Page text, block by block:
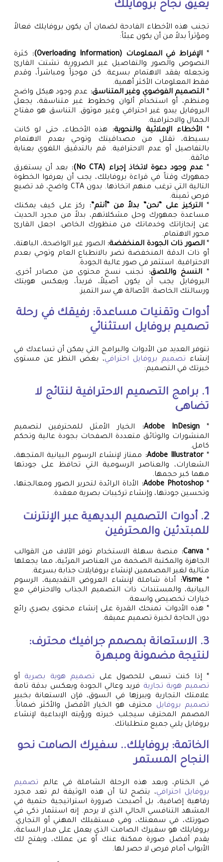
يعيق نجاح بروفايلك
تجنب هذه الأخطاء الفادحة لضمان أن يكون بروفايلك فعالاً
ومؤثراً بدلاً من أن يكون عبئاً:
* الإفراط في المعلومات (Overloading Information):
كثرة
النصوص والصور والتفاصيل غير الضرورية تشتت القارئ
وتجعله يفقد الاهتمام بسرعة. كن موجزاً ومباشراً، وقدم
فقط المعلومات الأكثر أهمية.
* التصميم الفوضوي وغير المتناسق: عدم وجود هيكل واضح
ومنظم، أو استخدام ألوان وخطوط غير متناسقة، يجعل
البروفايل يبدو غير احترافي وغير موثوق. التناسق هو مفتاح
الجمال والاحترافية.
*الأخطاء الإملائية والنحوية:
هذه الأخطاء، حتى لو كانت
بسيطة، تقلل من مصداقيتك وتوحي بعدم الاهتمام
بالتفاصيل أو عدم الاحترافية. قم بالتدقيق اللغوي بعناية
فائقة.
*عدم وجود دعوة لاتخاذ إجراء (No CTA):
بعد أن يستغرق
جمهورك وقتاً في قراءة بروفايلك، يجب أن يعرفوا الخطوة
التالية التي ترغب منهم اتخاذها. بدون CTA واضح، قد تضيع
فرص ثمينة.
*التركيز على “نحن” بدلاً من “أنتم”:
ركز على كيف يمكنك
مساعدة جمهورك وحل مشكلاتهم، بدلاً من مجرد الحديث
عن إنجازاتك وخدماتك من منظورك الخاص. اجعل القارئ
محور الاهتمام.
*الصور ذات الجودة المنخفضة: الصور غير الواضحة، الباهتة،
أو ذات الدقة المنخفضة تضر بالانطباع العام وتوحي بعدم
الاحترافية. استثمر في صور عالية الجودة.
*النسخ واللصق:
تجنب نسخ محتوى من مصادر أخرى.
البروفايل يجب أن يكون أصيلاً، فريداً، ويعكس هويتك
ورسالتك الخاصة. الأصالة هي سر التميز.
أدوات وتقنيات مساعدة: رفيقك في رحلة
تصميم بروفايل استثنائي
تتوفر العديد من الأدوات والبرامج التي يمكن أن تساعدك في
إنشاء تصميم بروفايل احترافي، بغض النظر عن مستوى
خبرتك في التصميم:
1. برامج التصميم الاحترافية لنتائج لا
تضاهى
*
Adobe InDesign:
الخيار الأمثل للمحترفين لتصميم
المنشورات والوثائق متعددة الصفحات بجودة عالية وتحكم
كامل.
*
Adobe Illustrator:
ممتاز لإنشاء الرسوم البيانية المتجهة،
الشعارات، والعناصر الرسومية التي تحافظ على جودتها
مهما كبر حجمها.
*
Adobe Photoshop:
الأداة الرائدة لتحرير الصور ومعالجتها،
وتحسين جودتها، وإنشاء تركيبات بصرية معقدة.
2. أدوات التصميم البديهية عبر الإنترنت
للمبتدئين والمحترفين
*
Canva:
منصة سهلة الاستخدام توفر الآلاف من القوالب
الجاهزة والمكتبة الضخمة من العناصر المرئية، مما يجعلها
مثالية لغير المصممين لإنشاء بروفايلات جذابة بسرعة.
*
Visme:
أداة شاملة لإنشاء العروض التقديمية، الرسوم
البيانية، والمستندات ذات التصميم الجذاب والاحترافي مع
خيارات تخصيص واسعة.
* هذه الأدوات تمنحك القدرة على إنشاء محتوى بصري رائع
دون الحاجة لخبرة تصميم عميقة.
3. الاستعانة بمصمم جرافيك محترف:
لنتيجة مضمونة ومبهرة
* إذا كنت تسعى للحصول على تصميم هوية بصرية أو
تصميم هوية تجارية فريد وعالي الجودة ويعكس بدقة تامة
علامتك التجارية ويبرزها في السوق، فإن الاستعانة بخبير
تصميم بروفايل محترف هو الخيار الأفضل والأكثر ضماناً.
المصمم المحترف سيجلب خبرته ورؤيته الإبداعية لإنشاء
بروفايل يلبي جميع متطلباتك.
الخاتمة: بروفايلك.. سفيرك الصامت نحو
النجاح المستمر
في الختام، وبعد هذه الرحلة الشاملة في عالم تصميم
بروفايل احترافي، يتضح لنا أن هذه الوثيقة لم تعد مجرد
رفاهية إضافية، بل أصبحت ضرورة استراتيجية حتمية في
المشهد التنافسي الحالي الذي لا يرحم. إنه استثمار ذكي في
صورتك، في سمعتك، وفي مستقبلك المهني أو التجاري.
بروفايلك هو سفيرك الصامت الذي يعمل على مدار الساعة،
يقدم أفضل صورة ممكنة عنك أو عن عملك، ويفتح لك
الأبواب أمام فرص لا حصر لها.